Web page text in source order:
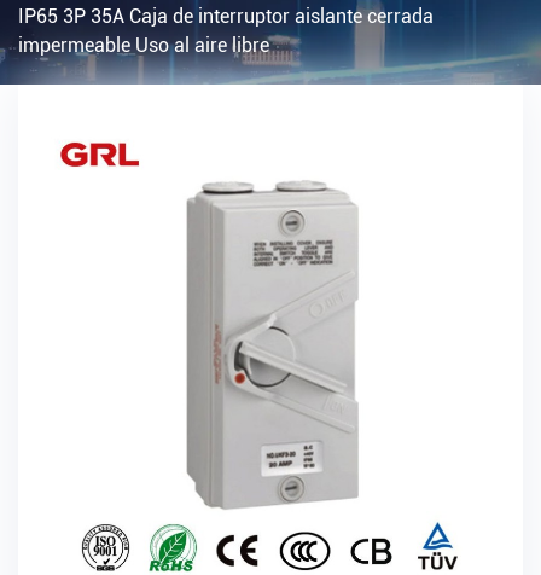
IP65 3P 35A Caja de interruptor aislante cerrada
impermeable Uso al aire libre